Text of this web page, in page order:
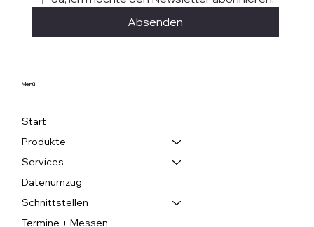
Menü
Start
Produkte
Services
Datenumzug
Schnittstellen
Termine + Messen
Absenden